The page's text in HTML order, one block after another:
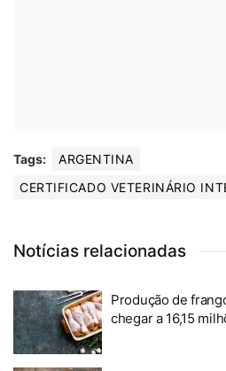
Tags:
ARGENTINA
CERTIFICADO VETERINÁRIO
Notícias relacionadas
Produção de
chegar a 16,15